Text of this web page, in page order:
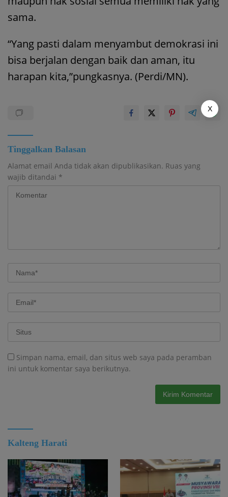
sama.
“Yang pasti dalam menyambut demokrasi ini
bisa berjalan dengan baik dan aman, itu
harapan kita,”pungkasnya. (Perdi/MN).
Tinggalkan Balasan
Alamat email Anda tidak akan dipublikasikan. Ruas yang
wajib ditandai *
Simpan nama, email, dan situs web saya pada peramban
ini untuk komentar saya berikutnya.
Kalteng Harati
X